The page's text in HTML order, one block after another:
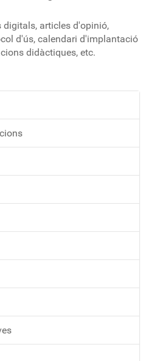
articles d'opinió,
d'ús, calendari d'implantació
didàctiques, etc.